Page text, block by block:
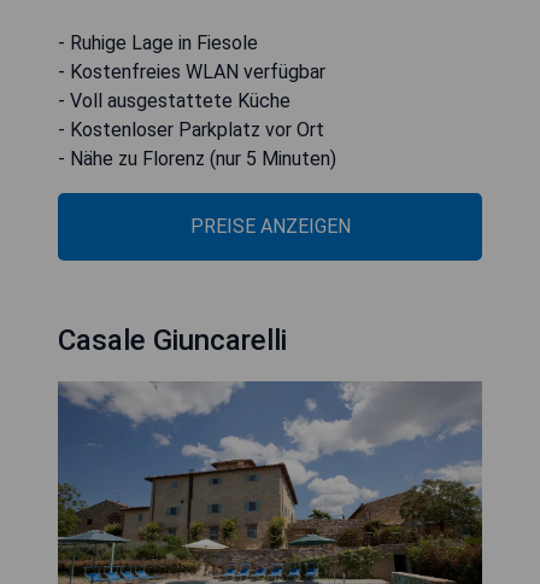
- Ruhige Lage in Fiesole
- Kostenfreies WLAN verfügbar
- Voll ausgestattete Küche
- Kostenloser Parkplatz vor Ort
- Nähe zu Florenz (nur 5 Minuten)
PREISE ANZEIGEN
Casale Giuncarelli